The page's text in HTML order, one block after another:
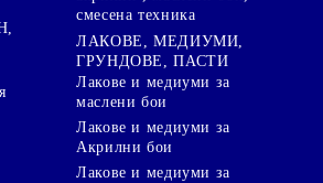
смесена техника
ЛАКОВЕ, МЕДИУМИ,
ГРУНДОВЕ, ПАСТИ
Лакове и медиуми за
маслени бои
Лакове и медиуми за
Акрилни бои
Лакове и медиуми за